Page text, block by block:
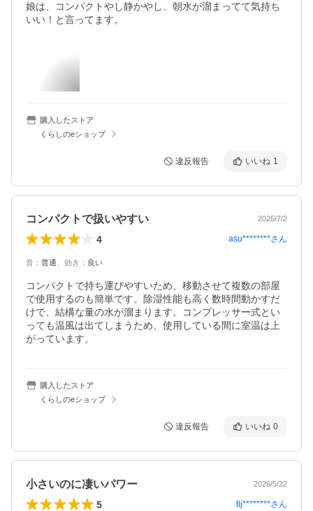
娘は、コンパクトやし静かやし、朝水が溜まってて気持ち
いい！と言ってます。
購入したストア
くらしのeショップ
違反報告 いいね 1
コンパクトで扱いやすい 2025/7/2
4 asu********さん
音 ： 普通 効き ： 良い
コンパクトで持ち運びやすいため、移動させて複数の部屋
で使用するのも簡単です。除湿性能も高く数時間動かすだ
けで、結構な量の水が溜まります。コンプレッサー式とい
っても温風は出てしまうため、使用している間に室温は上
がっています。
購入したストア
くらしのeショップ
違反報告 いいね 0
小さいのに凄いパワー 2026/5/22
5 tlj********さん